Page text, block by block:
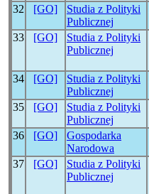
32
[GO]
Studia z Polityki
Publicznej
33
[GO]
Studia z Polityki
Publicznej
34
[GO]
Studia z Polityki
Publicznej
35
[GO]
Studia z Polityki
Publicznej
36
[GO]
Gospodarka
Narodowa
37
[GO]
Studia z Polityki
Publicznej